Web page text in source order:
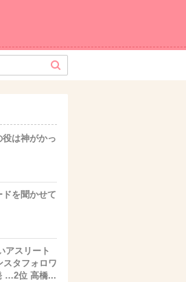
役は神がかっ
ドを聞かせて
アスリート
スタフォロワ
…2位 高橋...